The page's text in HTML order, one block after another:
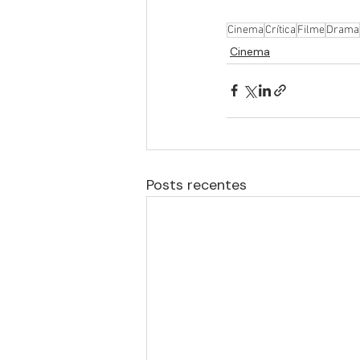
Cinema Crítica FilmeDrama
Cinema
Posts recentes